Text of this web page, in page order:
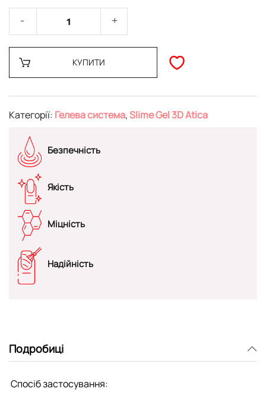
КУПИТИ
Категорії: Гелева система,Slime Gel 3D Atica
Безпечність
Якість
Міцність
Надійність
Подробиці
Спосіб застосування: